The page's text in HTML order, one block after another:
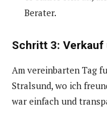
Berater.
Schritt 3: Verkauf
Am vereinbarten Tag
Stralsund, wo ich
war einfach und